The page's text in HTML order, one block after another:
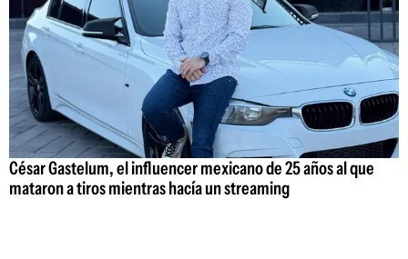
César Gastelum, el influencer mexicano de 25 años al que
mataron a tiros mientras hacía un streaming